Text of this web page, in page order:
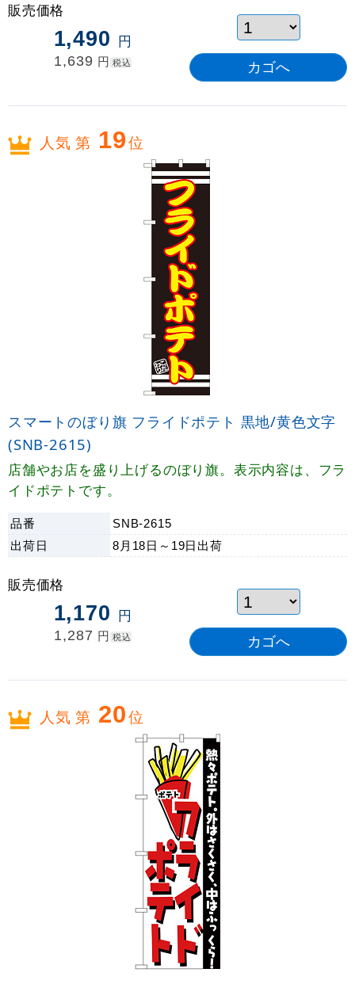
販売価格
1,490 円
1,639 円 税込
人気 第 19位
スマートのぼり旗 フライドポテト 黒地/黄色文字
(SNB-2615)
店舗やお店を盛り上げるのぼり旗。表示内容は、フラ
イドポテトです。
品番 SNB-2615
出荷日 8月18日～19日 出荷
販売価格
1,170 円
1,287 円 税込
人気 第 20位